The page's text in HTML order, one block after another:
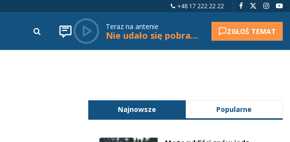
+48 17 222 22 22
Teraz na antenie
Nie udało się pobrać tytułu. ZGŁOŚ TEMAT
Najnowsze Popularne